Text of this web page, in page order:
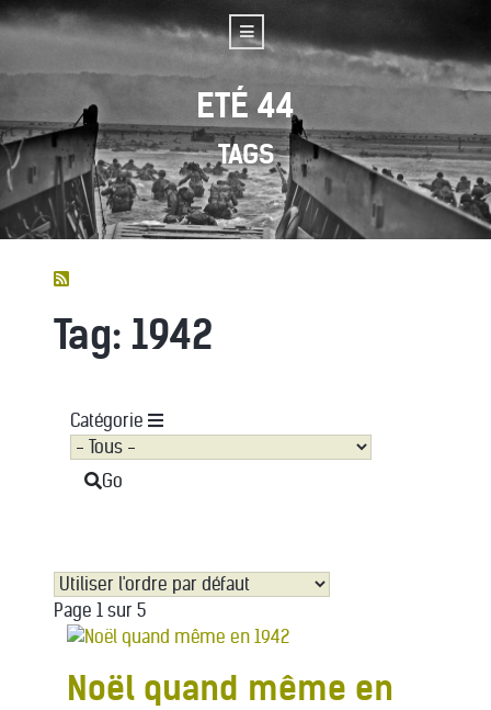
ETÉ 44
TAGS
Tag: 1942
Catégorie
Go
Page 1 sur 5
Noël quand même en